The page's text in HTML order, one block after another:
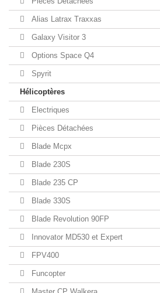
Alias Latrax Traxxas
Galaxy Visitor 3
Options Space Q4
Spyrit
Hélicoptères
Electriques
Pièces Détachées
Blade Mcpx
Blade 230S
Blade 235 CP
Blade 330S
Blade Revolution 90FP
Innovator MD530 et Expert
FPV400
Funcopter